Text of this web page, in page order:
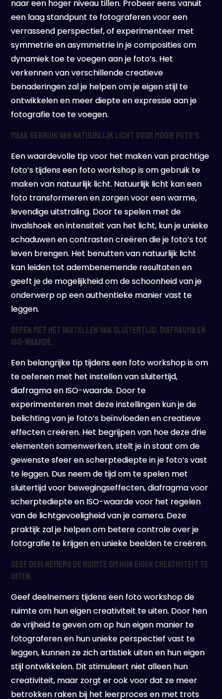
naar een hoger niveau tillen. Probeer eens vanuit
een laag standpunt te fotograferen voor een
verrassend perspectief, of experimenteer met
symmetrie en asymmetrie in je composities om
dynamiek toe te voegen aan je foto’s. Het
verkennen van verschillende creatieve
benaderingen zal je helpen om je eigen stijl te
ontwikkelen en meer diepte en expressie aan je
fotografie toe te voegen.
Maak gebruik van natuurlijk licht voor mooie foto’s.
Een waardevolle tip voor het maken van prachtige
foto’s tijdens een foto workshop is om gebruik te
maken van natuurlijk licht. Natuurlijk licht kan een
foto transformeren en zorgen voor een warme,
levendige uitstraling. Door te spelen met de
invalshoek en intensiteit van het licht, kun je unieke
schaduwen en contrasten creëren die je foto’s tot
leven brengen. Het benutten van natuurlijk licht
kan leiden tot adembenemende resultaten en
geeft je de mogelijkheid om de schoonheid van je
onderwerp op een authentieke manier vast te
leggen.
Oefen met het instellen van sluitertijd, diafragma en
ISO-waarde.
Een belangrijke tip tijdens een foto workshop is om
te oefenen met het instellen van sluitertijd,
diafragma en ISO-waarde. Door te
experimenteren met deze instellingen kun je de
belichting van je foto’s beïnvloeden en creatieve
effecten creëren. Het begrijpen van hoe deze drie
elementen samenwerken, stelt je in staat om de
gewenste sfeer en scherptediepte in je foto’s vast
te leggen. Dus neem de tijd om te spelen met
sluitertijd voor bewegingseffecten, diafragma voor
scherptediepte en ISO-waarde voor het regelen
van de lichtgevoeligheid van je camera. Deze
praktijk zal je helpen om betere controle over je
fotografie te krijgen en unieke beelden te creëren.
Geef deelnemers de ruimte om hun eigen creativiteit te
uiten.
Geef deelnemers tijdens een foto workshop de
ruimte om hun eigen creativiteit te uiten. Door hen
de vrijheid te geven om op hun eigen manier te
fotograferen en hun unieke perspectief vast te
leggen, kunnen ze zich artistiek uiten en hun eigen
stijl ontwikkelen. Dit stimuleert niet alleen hun
creativiteit, maar zorgt er ook voor dat ze meer
betrokken raken bij het leerproces en met trots